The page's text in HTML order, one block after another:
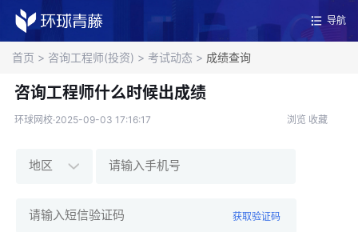
导航
首页 > 咨询工程师(投资) > 考试动态 > 成绩查询
咨询工程师什么时候出成绩
环球网校·2025-09-03 17:16:17 浏览 收藏
获取验证码